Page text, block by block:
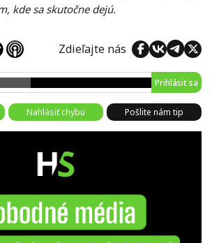
kde sa skutočne dejú.
Zdieľajte nás
Prihlásiť sa
Nahlásiť chybu Pošlite nám tip